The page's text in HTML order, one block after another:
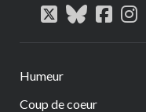
twitter
Humeur
Coup de coeur